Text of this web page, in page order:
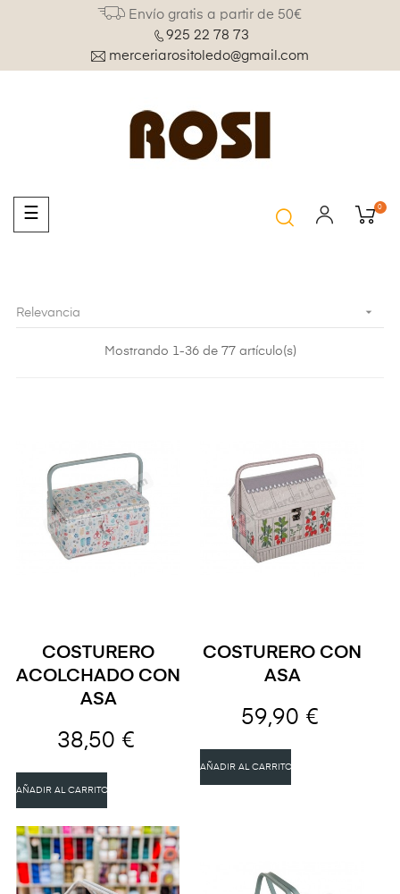
Envío gratis a partir de 50€
925 22 78 73
merceriarositoledo@gmail.com
Navegación
de
☰ 0
Relevancia 
Mostrando 1-36 de 77 artículo(s)
COSTURERO
ACOLCHADO CON
ASA
38,50 €
AÑADIR AL CARRITO
COSTURERO CON
ASA
59,90 €
AÑADIR AL CARRITO